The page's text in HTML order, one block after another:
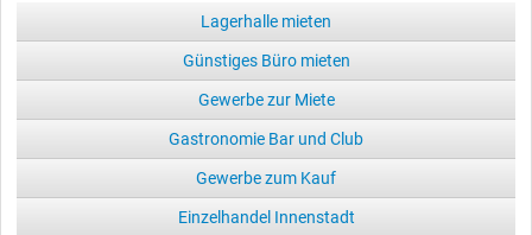
Lagerhalle mieten
Günstiges Büro mieten
Gewerbe zur Miete
Gastronomie Bar und Club
Gewerbe zum Kauf
Einzelhandel Innenstadt